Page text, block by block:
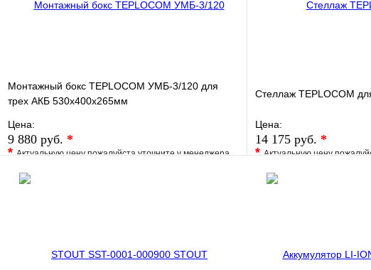
Монтажный бокс TEPLOCOM УМБ-3/120 для
трех АКБ 530х400х265мм
Цена:
9 880 руб. *
*Актуальную цену пожалуйста уточните у менеджера
В избранное
Стеллаж TEPLOCOM
Цена:
14 175 руб. *
*Актуальную цену
В избранное